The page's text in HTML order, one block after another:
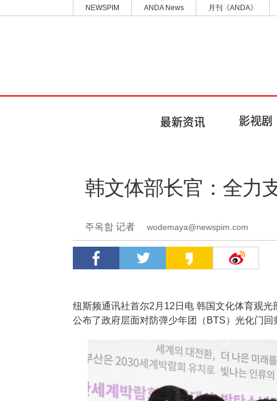
NEWSPIM ANDA News 月刊《ANDA》
韩文体部长官：全力
주옥함 记者 wodemaya@newspim.com
纽斯频通讯社首尔2月12日电 韩国文化体育观
公布了政府层面对防弹少年团（BTS）光化门回